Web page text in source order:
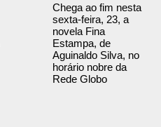
Chega ao fim nesta
sexta-feira, 23, a
novela Fina
Estampa, de
Aguinaldo Silva, no
horário nobre da
Rede Globo